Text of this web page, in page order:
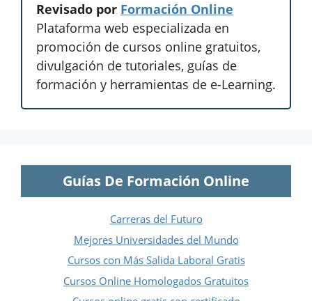
Revisado por Formación Online
Plataforma web especializada en
promoción de cursos online gratuitos,
divulgación de tutoriales, guías de
formación y herramientas de e-Learning.
Guías De Formación Online
Carreras del Futuro
Mejores Universidades del Mundo
Cursos con Más Salida Laboral Gratis
Cursos Online Homologados Gratuitos